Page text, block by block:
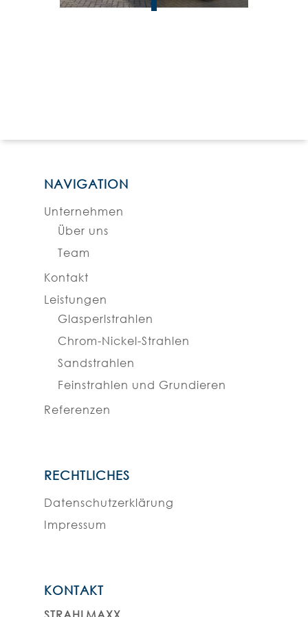
NAVIGATION
Unternehmen
Über uns
Team
Kontakt
Leistungen
Glasperlstrahlen
Chrom-Nickel-Strahlen
Sandstrahlen
Feinstrahlen und Grundieren
Referenzen
RECHTLICHES
Datenschutzerklärung
Impressum
KONTAKT